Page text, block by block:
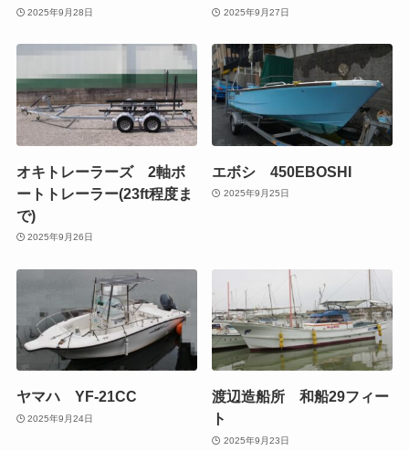
2025年9月28日 2025年9月27日
オキトレーラーズ 2軸ボ
ートトレーラー(23ft程度ま
で)
2025年9月26日
エボシ 450EBOSHI
2025年9月25日
ヤマハ YF-21CC
2025年9月24日
渡辺造船所 和船29フィー
ト
2025年9月23日